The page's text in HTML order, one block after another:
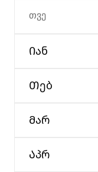
თვე
Იან
Თებ
Მარ
Აპრ